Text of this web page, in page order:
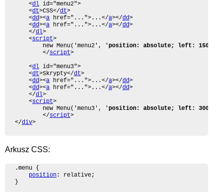
	<
dl id="menu2">
	<
dt>CSS</dt>
	<
dd><a href="...">...</a></dd>
	<
dd><a href="...">...</a></dd>
	</
dl>
	<
script>
		new Menu('menu2', '
position: absolute; left: 150px
		</
script>
	<
dl id="menu3">
	<
dt>Skrypty</dt>
	<
dd><a href="...">...</a></dd>
	<
dd><a href="...">...</a></dd>
	</
dl>
	<
script>
		new Menu('menu3', '
position: absolute; left: 300px
		</
script>
</div>
Arkusz CSS:
.menu {
position : relative;
}